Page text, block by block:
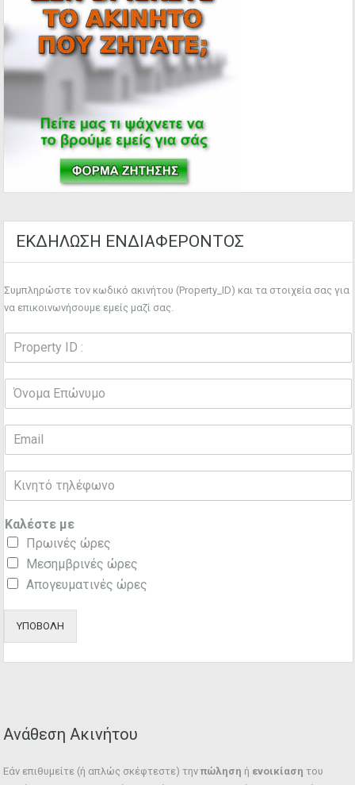
ΕΚΔΗΛΩΣΗ ΕΝΔΙΑΦΕΡΟΝΤΟΣ
Συμπληρώστε τον κωδικό ακινήτου (Property_ID) και τα στοιχεία σας για
να επικοινωνήσουμε εμείς μαζί σας.
Καλέστε με
Πρωινές ώρες
Μεσημβρινές ώρες
Απογευματινές ώρες
ΥΠΟΒΟΛΗ
Ανάθεση Ακινήτου
Εάν επιθυμείτε (ή απλώς σκέφτεστε) την πώληση ή ενοικίαση του